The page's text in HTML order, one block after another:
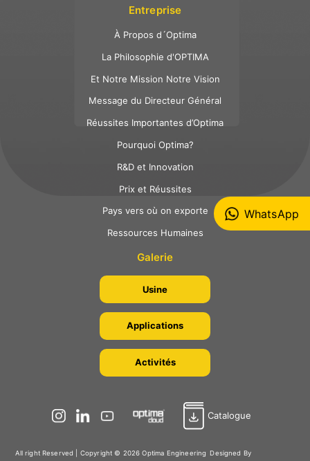
WhatsApp
Entreprise
À Propos d´Optima
La Philosophie d'OPTIMA
Et Notre Mission Notre Vision
Message du Directeur Général
Réussites Importantes d’Optima
Pourquoi Optima?
R&D et Innovation
Prix et Réussites
Pays vers où on exporte
Ressources Humaines
Galerie
Usine
Applications
Activités
Catalogue
All right Reserved | Copyright © 2026 Optima Engineering Designed By